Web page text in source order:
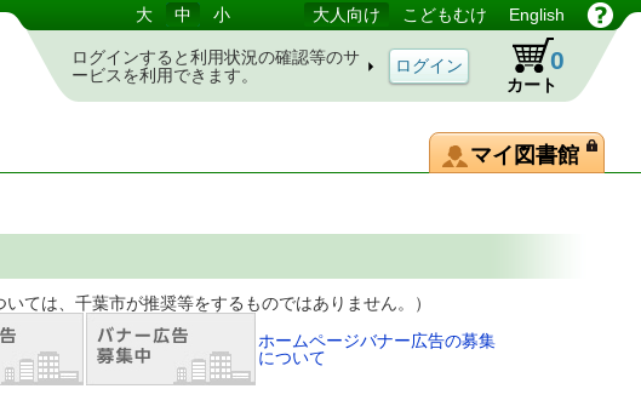
大 中 小 大人向け こどもむけ English
ログインすると利用状況の確認等のサ
ービスを利用できます。
カート
0
マイ図書館
推奨等をするものではありません。）
ホームページバナー広告の募集
について